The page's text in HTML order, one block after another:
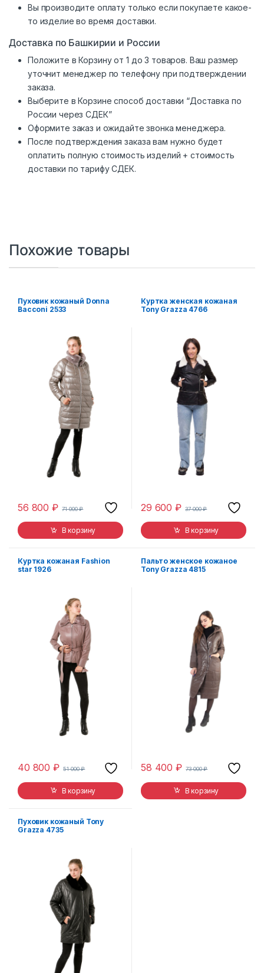
Вы производите оплату только если покупаете какое-
то изделие во время доставки.
Доставка по Башкирии и России
Положите в Корзину от 1 до 3 товаров. Ваш размер
уточнит менеджер по телефону при подтверждении
заказа.
Выберите в Корзине способ доставки “Доставка по
России через СДЕК”
Оформите заказ и ожидайте звонка менеджера.
После подтверждения заказа вам нужно будет
оплатить полную стоимость изделий + стоимость
доставки по тарифу СДЕК.
Похожие товары
Пуховик кожаный Donna
Bacconi 2533
56 800₽ 71 000₽
В корзину
Куртка женская кожаная
Tony Grazza 4766
29 600₽ 37 000₽
В корзину
Куртка кожаная Fashion
star 1926
40 800₽ 51 000₽
В корзину
Пальто женское кожаное
Tony Grazza 4815
58 400₽ 73 000₽
В корзину
Пуховик кожаный Tony
Grazza 4735